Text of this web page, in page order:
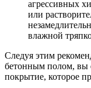
агрессивных
или
влажной
Следуя этим
бетонным полом, вы
покрытие, которое